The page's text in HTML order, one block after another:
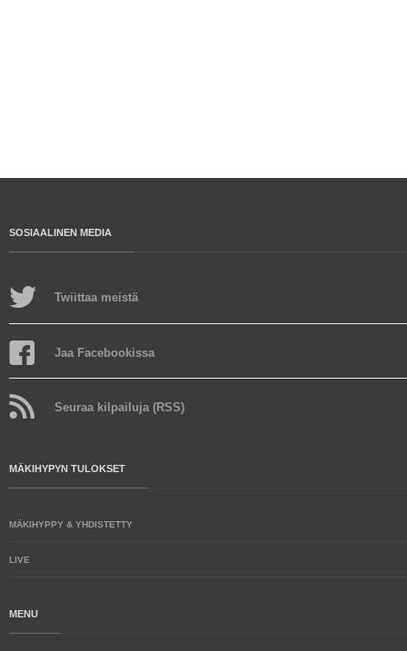
SOSIAALINEN MEDIA
Twiittaa meistä
Jaa Facebookissa
Seuraa kilpailuja (RSS)
MÄKIHYPYN TULOKSET
MÄKIHYPPY & YHDISTETTY
LIVE
MENU